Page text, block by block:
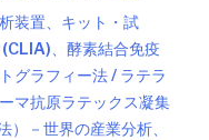
装置、キット・試
、酵素結合免疫
グラフィー法 / ラテラ
マ抗原ラテックス凝集
－世界の産業分析、